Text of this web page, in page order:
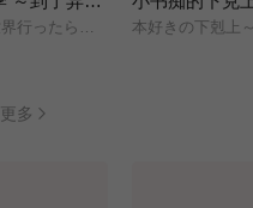
無職転生Ⅲ/～異世界行ったら本気だす～/
更多